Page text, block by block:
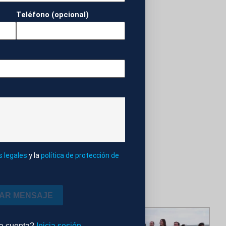
Teléfono (opcional)
legales y la política de protección de
MENSAJE
CUMBRES